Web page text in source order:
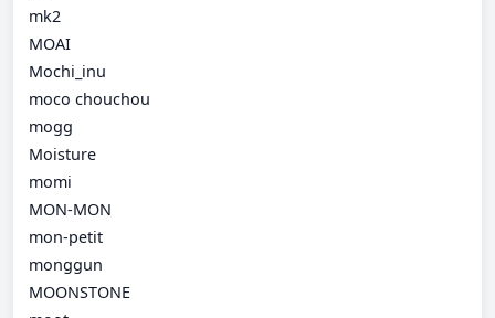
mk2
MOAI
Mochi_inu
moco chouchou
mogg
Moisture
momi
MON-MON
mon-petit
monggun
MOONSTONE